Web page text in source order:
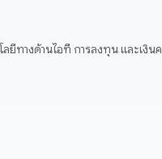
ยีทางด้านไอที การลงทุน และเงิน